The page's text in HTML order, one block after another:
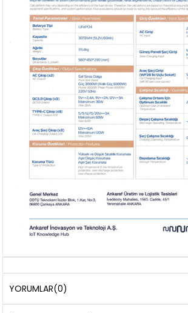
YORUMLAR(0)